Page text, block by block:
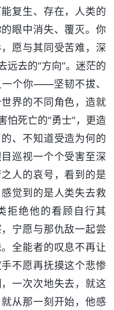
复生、存在，人类的
眼中消失、覆灭。你
愿与其同受苦难，深
远去的“方向”。迷茫的
个你——坚韧不拔、
界的不同角色，造就
怕死亡的“勇士”，更造
、不知道受造为何的
巡视一个个受害至深
人的哀号，看到的是
觉到的是人类失去救
拒绝他的看顾自行其
宁愿与那仇敌一起尝
全能者的叹息不再让
不愿再抚摸这个悲惨
一次次地失去，就这
从那一刻开始，他感